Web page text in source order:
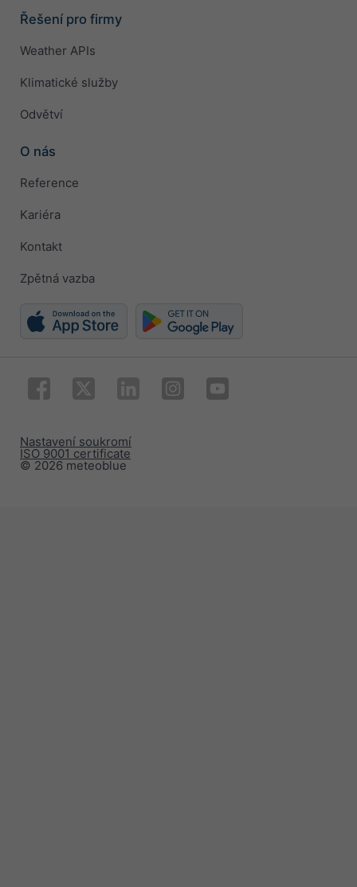
Řešení pro firmy
Weather APIs
Klimatické služby
Odvětví
O nás
Reference
Kariéra
Kontakt
Zpětná vazba
© 2026 meteoblue
ISO 9001 certificate
Nastavení soukromí